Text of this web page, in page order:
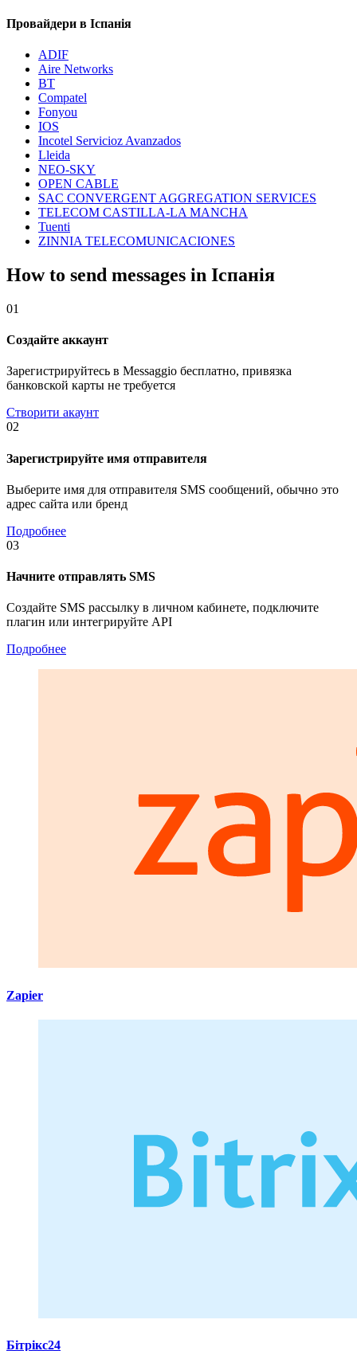
Провайдери в Іспанія
ADIF
Aire Networks
BT
Compatel
Fonyou
IOS
Incotel Servicioz Avanzados
Lleida
NEO-SKY
OPEN CABLE
SAC CONVERGENT AGGREGATION SERVICES
TELECOM CASTILLA-LA MANCHA
Tuenti
ZINNIA TELECOMUNICACIONES
How to send messages in Іспанія
01
Создайте аккаунт
Зарегистрируйтесь в Messaggio бесплатно, привязка
банковской карты не требуется
Створити акаунт
02
Зарегистрируйте имя отправителя
Выберите имя для отправителя SMS сообщений, обычно это
адрес сайта или бренд
Подробнее
03
Начните отправлять SMS
Создайте SMS рассылку в личном кабинете, подключите
плагин или интегрируйте API
Подробнее
Zapier
Бітрікс24